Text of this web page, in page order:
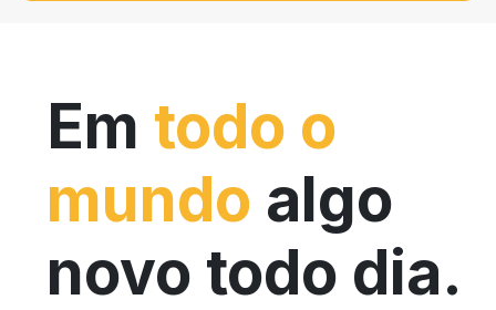
Em todo o
mundo algo
novo todo dia.